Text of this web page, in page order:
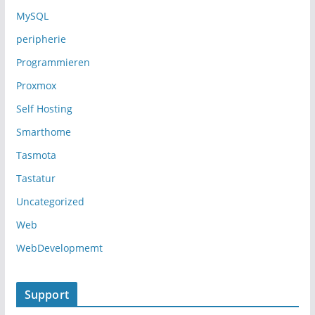
MySQL
peripherie
Programmieren
Proxmox
Self Hosting
Smarthome
Tasmota
Tastatur
Uncategorized
Web
WebDevelopmemt
Support